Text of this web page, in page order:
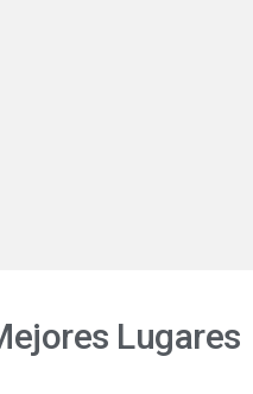
Lugares